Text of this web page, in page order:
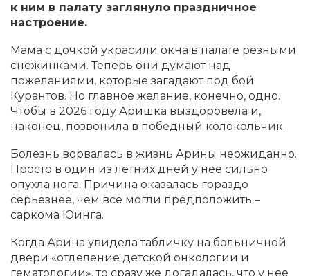
к ним в палату заглянуло праздничное
настроение.
Мама с дочкой украсили окна в палате резными
снежинками. Теперь они думают над
пожеланиями, которые загадают под бой
Курантов. Но главное желание, конечно, одно.
Чтобы в 2026 году Аришка выздоровела и,
наконец, позвонила в победный колокольчик.
Болезнь ворвалась в жизнь Арины неожиданно.
Просто в один из летних дней у нее сильно
опухла нога. Причина оказалась гораздо
серьезнее, чем все могли предположить –
саркома Юинга.
Когда Арина увидела табличку на больничной
двери «отделение детской онкологии и
гематологии», то сразу же догадалась, что у нее